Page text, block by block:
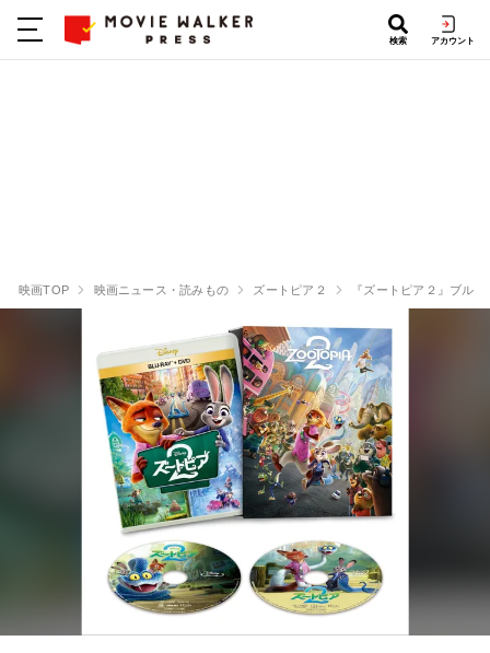
検索 アカウント
映画TOP 映画ニュース・読みもの ズートピア２ 『ズートピア２』ブル